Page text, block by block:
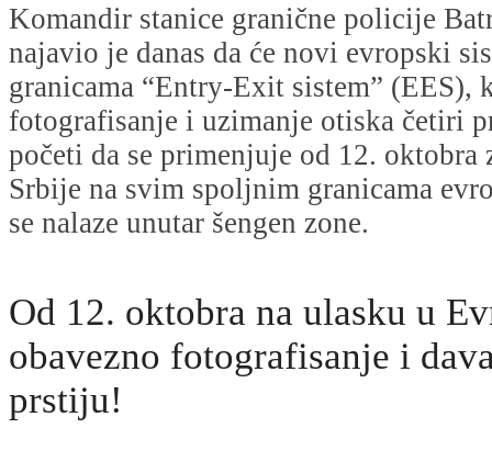
Komandir stanice granične policije
najavio je danas da će novi evropski
granicama “Entry-Exit sistem” (EES),
fotografisanje i uzimanje otiska četiri
početi da se primenjuje od 12. oktobra
Srbije na svim spoljnim granicama
se nalaze unutar šengen zone.
Od 12. oktobra na ulasku u
obavezno fotografisanje i
prstiju!